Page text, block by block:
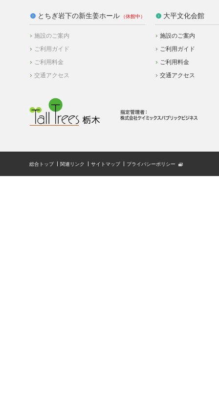
とちぎ岩下の新生姜ホール
施設のご案内
ご利用ガイド
ご利用料金
交通アクセス
大平文化会館
施設のご案内
ご利用ガイド
ご利用料金
交通アクセス
総合トップ 関連リンク サイトマップ プライバシーポリシー